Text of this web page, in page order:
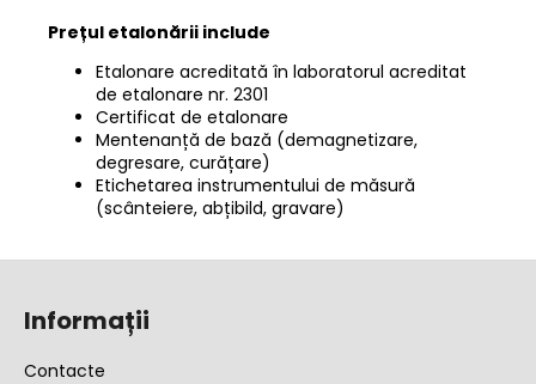
Prețul etalonării include
Etalonare acreditată în laboratorul acreditat
de etalonare nr. 2301
Certificat de etalonare
Mentenanță de bază (demagnetizare,
degresare, curățare)
Etichetarea instrumentului de măsură
(scânteiere, abțibild, gravare)
Informații
Contacte